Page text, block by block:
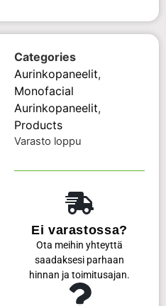
Categories
Aurinkopaneelit,
Monofacial
Aurinkopaneelit,
Products
Varasto loppu
Ei varastossa?
Ota meihin yhteyttä
saadaksesi parhaan
hinnan ja toimitusajan.